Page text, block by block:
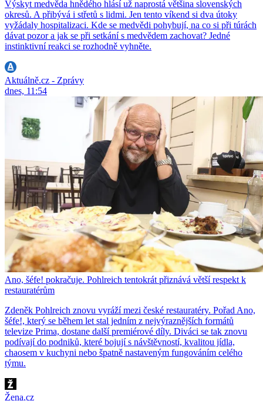
Výskyt medvěda hnědého hlásí už naprostá většina slovenských
okresů. A přibývá i střetů s lidmi. Jen tento víkend si dva útoky
vyžádaly hospitalizaci. Kde se medvědi pohybují, na co si při túrách
dávat pozor a jak se při setkání s medvědem zachovat? Jedné
instinktivní reakci se rozhodně vyhněte.
Aktuálně.cz - Zprávy
dnes, 11:54
Ano, šéfe! pokračuje. Pohlreich tentokrát přiznává větší respekt k
restauratérům
Zdeněk Pohlreich znovu vyráží mezi české restauratéry. Pořad Ano,
šéfe!, který se během let stal jedním z nejvýraznějších formátů
televize Prima, dostane další premiérové díly. Diváci se tak znovu
podívají do podniků, které bojují s návštěvností, kvalitou jídla,
chaosem v kuchyni nebo špatně nastaveným fungováním celého
týmu.
Žena.cz